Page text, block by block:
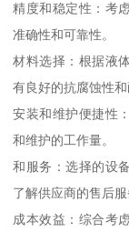
精度和稳定性：考
准确性和可靠性。
材料选择：根据液
有良好的抗腐蚀性和
安装和维护便捷性
和维护的工作量。
和服务：选择的设
了解供应商的售后
成本效益：综合考